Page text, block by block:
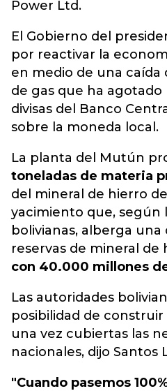
Power Ltd.
El Gobierno del
por reactivar la
en medio de una caída
de gas que ha agotado
divisas del Banco
sobre la moneda local.
La planta del Mutún
toneladas de materia
del mineral de hierro
yacimiento que, según
bolivianas, alberga una
reservas de mineral
con 40.000 millones
Las autoridades
posibilidad de
una vez cubiertas las
nacionales, dijo Santos
"Cuando pasemos